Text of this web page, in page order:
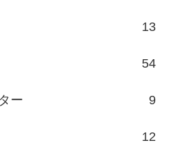
13
54
ー 9
12